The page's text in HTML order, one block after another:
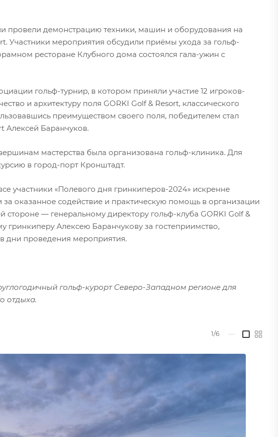
провели демонстрацию техники, машин и оборудования на
Участники мероприятия обсудили приёмы ухода за гольф-
ресторане Клубного дома состоялся гала-ужин с
гольф-турнир, в котором приняли участие 12 игроков-
и архитектуру поля GORKI Golf & Resort, классического
преимуществом своего поля, победителем стал
Алексей Баранчуков.
мастерства была организована гольф-клиника. Для
в город-порт Кронштадт.
участники «Полевого дня гринкиперов-2024» искренне
оказанное содействие и практическую помощь в организации
— генеральному директору гольф-клуба GORKI Golf &
гринкиперу Алексею Баранчукову за гостеприимство,
дни проведения мероприятия.
гольф-курорт Северо-Западном регионе для
отдыха.
1/6 —